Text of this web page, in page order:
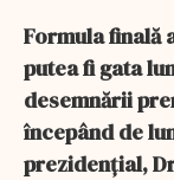
Formula finală
putea fi gata
desemnării
începând de
prezidenţial,